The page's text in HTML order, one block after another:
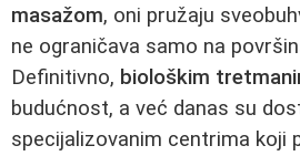
masažom, oni pružaju
ne ograničava samo na
Definitivno, biološkim
budućnost, a već danas su
specijalizovanim centrima koji